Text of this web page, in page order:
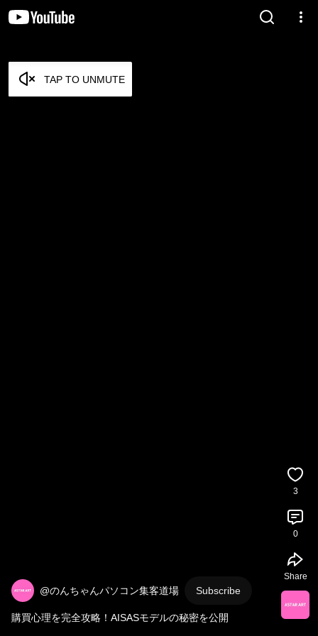
TAP TO UNMUTE
@のんちゃんパソコン集客道場 Subscribe
購買心理を完全攻略！AISASモデルの秘密を公開
3
0
Share